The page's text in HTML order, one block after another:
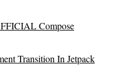
Compose
Transition In Jetpack